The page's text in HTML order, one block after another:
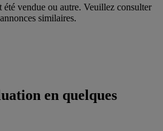
été vendue ou autre. Veuillez consulter
similaires.
en quelques